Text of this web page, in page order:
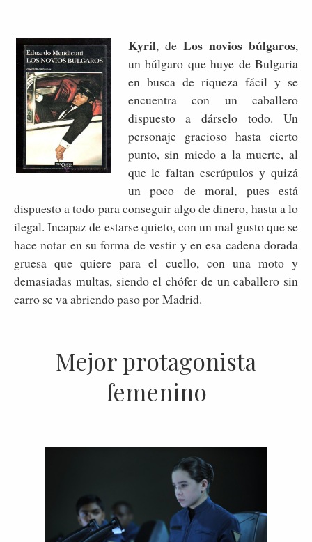
Kyril, de Los novios búlgaros,
un búlgaro que huye de Bulgaria
en busca de riqueza fácil y se
encuentra con un caballero
dispuesto a dárselo todo. Un
personaje gracioso hasta cierto
punto, sin miedo a la muerte, al
que le faltan escrúpulos y quizá
un poco de moral, pues está
dispuesto a todo para conseguir algo de dinero, hasta a lo
ilegal. Incapaz de estarse quieto, con un mal gusto que se
hace notar en su forma de vestir y en esa cadena dorada
gruesa que quiere para el cuello, con una moto y
demasiadas multas, siendo el chófer de un caballero sin
carro se va abriendo paso por Madrid.
Mejor protagonista
femenino